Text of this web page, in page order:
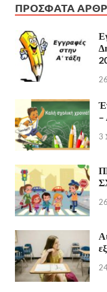
ΠΡΌΣΦΑΤΑ
–
3